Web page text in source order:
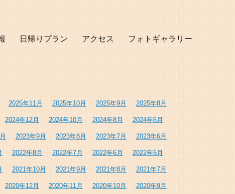
日帰りプラン アクセス フォトギャラリー
2025年11月 2025年10月 2025年9月 2025年8月
2024年12月 2024年10月 2024年8月 2024年6月
2023年9月 2023年8月 2023年7月 2023年6月
2022年8月 2022年7月 2022年6月 2022年5月
2021年10月 2021年9月 2021年8月 2021年7月
2020年12月 2020年11月 2020年10月 2020年9月